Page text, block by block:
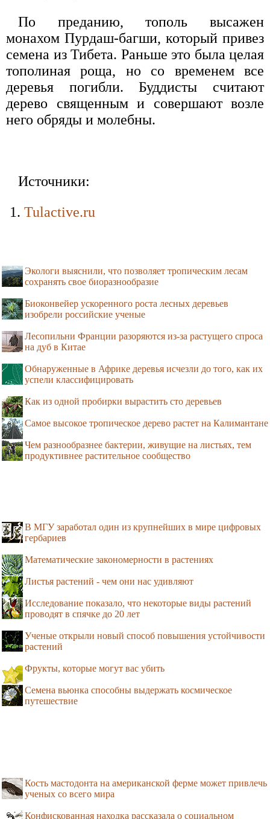
По преданию, тополь высажен
монахом Пурдаш-багши, который привез
семена из Тибета. Раньше это была целая
тополиная роща, но со временем все
деревья погибли. Буддисты считают
дерево священным и совершают возле
него обряды и молебны.
Источники:
Tulactive.ru
Экологи выяснили, что позволяет тропическим лесам
сохранять свое биоразнообразие
Биоконвейер ускоренного роста лесных деревьев
изобрели российские ученые
Лесопильни Франции разоряются из-за растущего спроса
на дуб в Китае
Обнаруженные в Африке деревья исчезли до того, как их
успели классифицировать
Как из одной пробирки вырастить сто деревьев
Самое высокое тропическое дерево растет на Калимантане
Чем разнообразнее бактерии, живущие на листьях, тем
продуктивнее растительное сообщество
В МГУ заработал один из крупнейших в мире цифровых
гербариев
Математические закономерности в растениях
Листья растений - чем они нас удивляют
Исследование показало, что некоторые виды растений
проводят в спячке до 20 лет
Ученые открыли новый способ повышения устойчивости
растений
Фрукты, которые могут вас убить
Семена вьюнка способны выдержать космическое
путешествие
Кость мастодонта на американской ферме может привлечь
ученых со всего мира
Конфискованная находка рассказала о социальном